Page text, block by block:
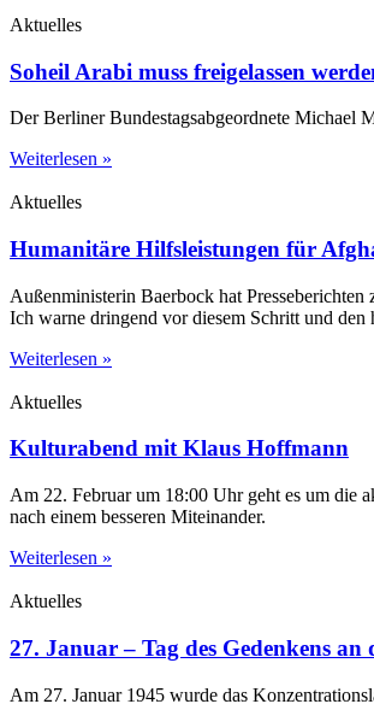
Aktuelles
Soheil Arabi muss freigelassen
Der Berliner Bundestagsabgeordnete Michael
Weiterlesen »
Aktuelles
Humanitäre Hilfsleistungen für
Außenministerin Baerbock hat
Ich warne dringend vor diesem Schritt und
Weiterlesen »
Aktuelles
Kulturabend mit Klaus Hoffmann
Am 22. Februar um 18:00 Uhr geht es um die
nach einem besseren Miteinander.
Weiterlesen »
Aktuelles
27. Januar – Tag des Gedenkens
Am 27. Januar 1945 wurde das